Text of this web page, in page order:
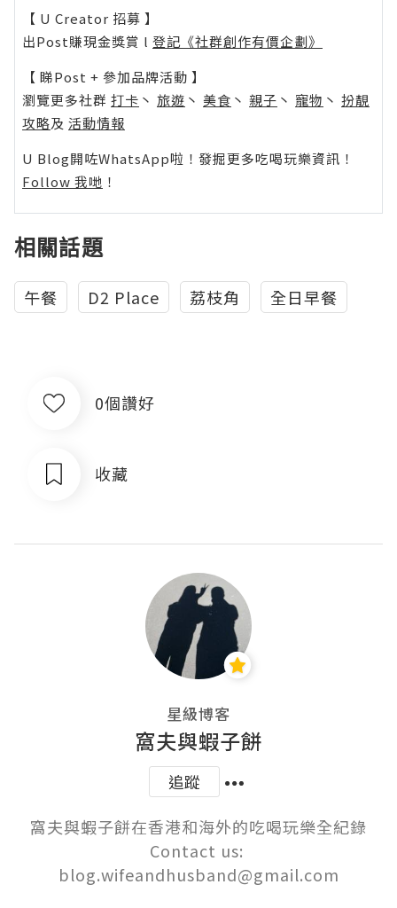
【 U Creator 招募 】
出Post賺現金獎賞 l 登記《社群創作有價企劃》
【 睇Post + 參加品牌活動 】
瀏覽更多社群 打卡 丶 旅遊 丶 美食 丶 親子 丶 寵物 丶 扮靚
攻略及 活動情報
U Blog開咗WhatsApp啦！發掘更多吃喝玩樂資訊！
Follow 我哋 ！
相關話題
午餐 D2 Place 荔枝角 全日早餐
0個讚好
收藏
星級博客
窩夫與蝦子餅
追蹤
窩夫與蝦子餅在香港和海外的吃喝玩樂全紀錄
Contact us:
blog.wifeandhusband@gmail.com